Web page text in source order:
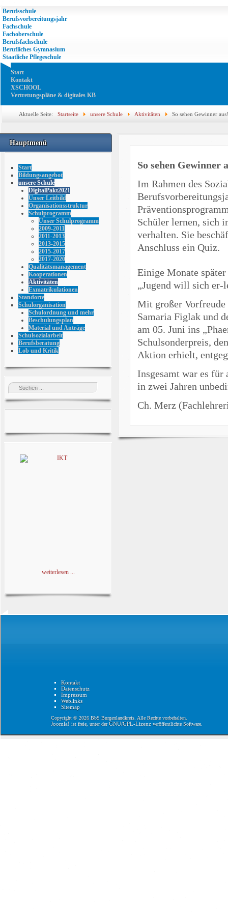
Berufsschule
Berufsvorbereitungsjahr
Fachschule
Fachoberschule
Berufsfachschule
Berufliches Gymnasium
Staatliche Pflegeschule
Start
Kontakt
XSCHOOL
Vertretungspläne & digitales KB
Aktuelle Seite: Startseite unsere Schule Aktivitäten So sehen Gewinner aus!
Hauptmenü
Start
Bildungsangebot
unsere Schule
DigitalPakt2021
Unser Leitbild
Organisationsstruktur
Schulprogramm
Unser Schulprogramm
2009-2011
2011-2013
2013-2015
2015-2017
2017-2020
Qualitätsmanagement
Kooperationen
Aktivitäten
Exmatrikulationen
Standorte
Schulorganisation
Schulordnung und mehr
Beschulungsplan
Material und Anträge
Schulsozialarbeit
Berufsberatung
Lob und Kritik
weiterlesen ...
So sehen Gewinner
Im Rahmen des
Schüler lernen, sich
verhalten. Sie
Anschluss ein Quiz.
Einige Monate
„Jugend will sich er-
Mit großer
Samaria Figlak und
am 05. Juni ins
Schulsonderpreis,
Aktion erhielt,
Insgesamt war es
in zwei Jahren
Ch. Merz
Kontakt
Datenschutz
Impressum
Weblinks
Sitemap
Copyright © 2026 BbS Burgenlandkreis. Alle Rechte vorbehalten.
Joomla! ist freie, unter derGNU/GPL-Lizenzveröffentlichte Software.